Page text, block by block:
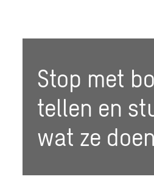
Stop met
tellen en
wat ze doen